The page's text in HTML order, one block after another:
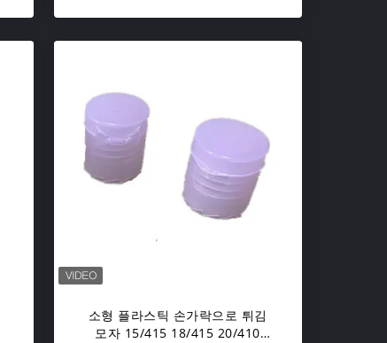
소형 플라스틱 손가락으로 튀김
모자 15/415 18/415 20/410